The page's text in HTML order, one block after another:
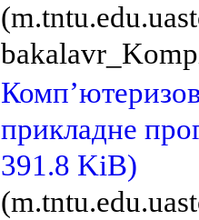
прикладне
391.8 KiB)